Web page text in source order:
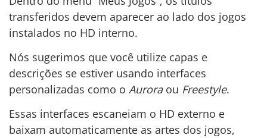
transferidos devem aparecer ao lado dos jogos
instalados no HD interno.
Nós sugerimos que você utilize capas e
descrições se estiver usando interfaces
personalizadas como o Auroraou Freestyle.
Essas interfaces escaneiam o HD externo e
baixam automaticamente as artes dos jogos,